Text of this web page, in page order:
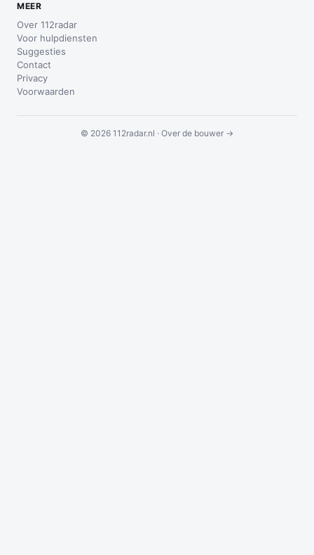
MEER
Over 112radar
Voor hulpdiensten
Suggesties
Contact
Privacy
Voorwaarden
© 2026 112radar.nl · Over de bouwer →